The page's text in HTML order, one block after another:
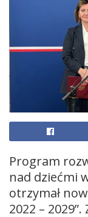
Program
nad dziećmi
otrzymał
2022 –